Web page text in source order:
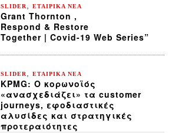
SLIDER, ΕΤΑΙΡΙΚΑ ΝΕΑ
Grant Thornton ,
Respond & Restore
Together | Covid-19 Web Series”
SLIDER, ΕΤΑΙΡΙΚΑ ΝΕΑ
KPMG: Ο κορωνοϊός
«ανασχεδιάζει» τα customer
journeys, εφοδιαστικές
αλυσίδες και στρατηγικές
προτεραιότητες